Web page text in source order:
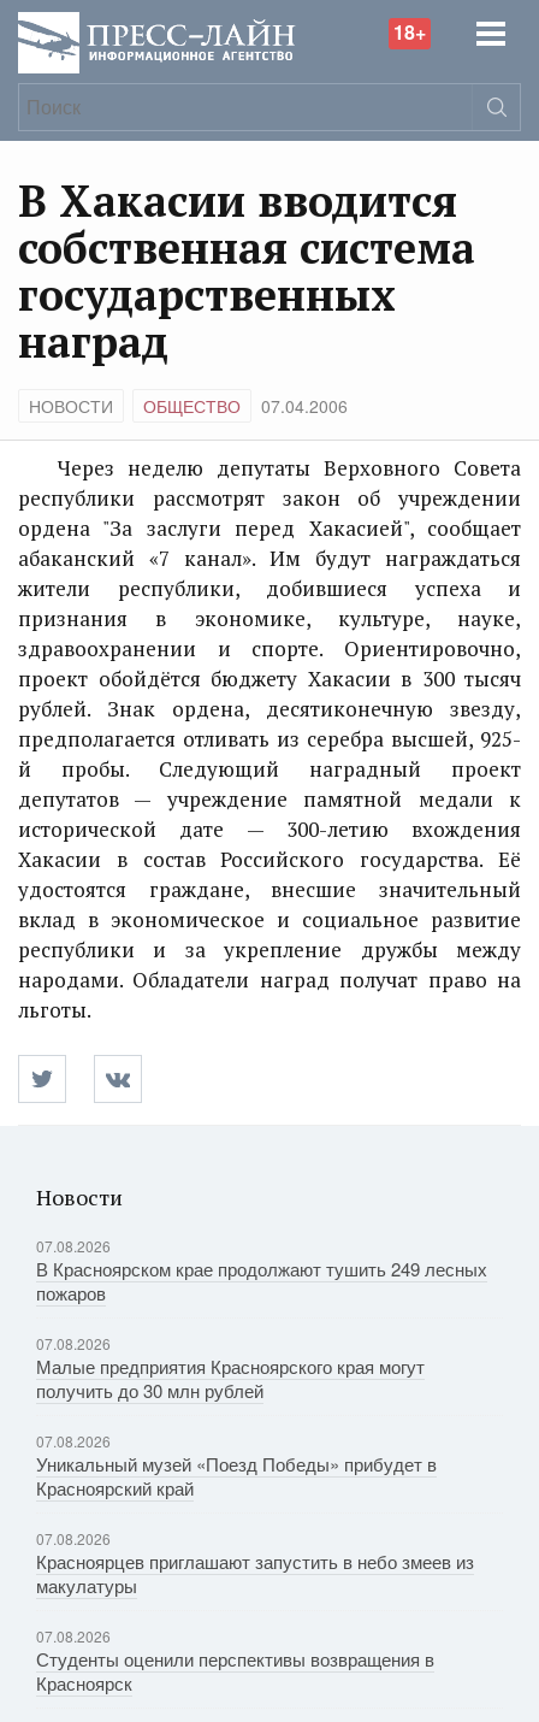
18+
В Хакасии вводится
собственная система
государственных
наград
НОВОСТИ ОБЩЕСТВО 07.04.2006
Через неделю депутаты Верховного Совета
республики рассмотрят закон об учреждении
ордена "За заслуги перед Хакасией", сообщает
абаканский «7 канал». Им будут награждаться
жители республики, добившиеся успеха и
признания в экономике, культуре, науке,
здравоохранении и спорте. Ориентировочно,
проект обойдётся бюджету Хакасии в 300 тысяч
рублей. Знак ордена, десятиконечную звезду,
предполагается отливать из серебра высшей, 925-
й пробы. Следующий наградный проект
депутатов — учреждение памятной медали к
исторической дате — 300-летию вхождения
Хакасии в состав Российского государства. Её
удостоятся граждане, внесшие значительный
вклад в экономическое и социальное развитие
республики и за укрепление дружбы между
народами. Обладатели наград получат право на
льготы.
Новости
07.08.2026
В Красноярском крае продолжают тушить 249 лесных
пожаров
07.08.2026
Малые предприятия Красноярского края могут
получить до 30 млн рублей
07.08.2026
Уникальный музей «Поезд Победы» прибудет в
Красноярский край
07.08.2026
Красноярцев приглашают запустить в небо змеев из
макулатуры
07.08.2026
Студенты оценили перспективы возвращения в
Красноярск